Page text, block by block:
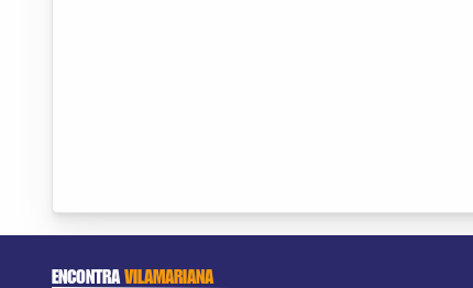
ENCONTRAVILAMARIANA